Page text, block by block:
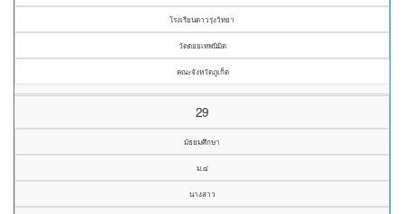
โรงเรียนดาวรุ่งวิทยา
วัดดอยเทพนิมิต
คณะจังหวัดภูเก็ต
29
มัธยมศึกษา
ม.๔
นางสาว